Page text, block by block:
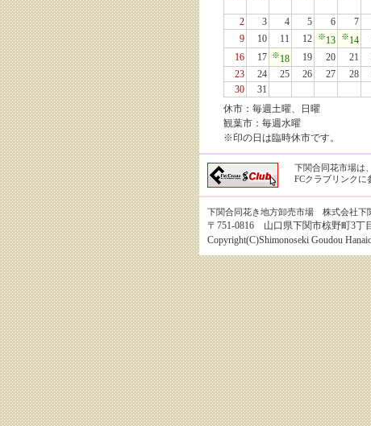
2
3 4 5 6 7
9
10 11 12 ※13 ※14
16
17 ※18 19 20 21
23
24 25 26 27 28
30
31
休市：毎週土曜、日曜
観葉市：毎週水曜
※印の日は臨時休市です。
下関合同花市場は、
FCクラブリンクに
下関合同花き地方卸売市場 株式会社下
〒751-0816 山口県下関市椋野町3丁
Copyright(C)Shimonoseki Goudou